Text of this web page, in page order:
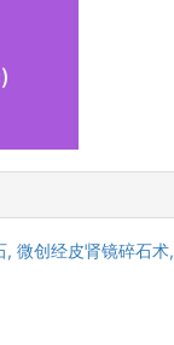
, 微创经皮肾镜碎石术,